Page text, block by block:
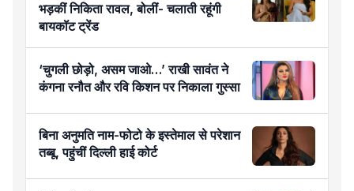
भड़कीं निकिता रावल, बोलीं- चलाती रहूंगी
बायकॉट ट्रेंड
‘चुगली छोड़ो, असम जाओ…’ राखी सावंत ने
कंगना रनौत और रवि किशन पर निकाला गुस्सा
बिना अनुमति नाम-फोटो के इस्तेमाल से परेशान
तब्बू, पहुंचीं दिल्ली हाई कोर्ट